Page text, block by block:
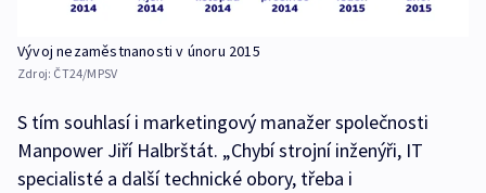
Vývoj nezaměstnanosti v únoru 2015
Zdroj: ČT24/MPSV
S tím souhlasí i marketingový manažer společnosti
Manpower Jiří Halbrštát. „Chybí strojní inženýři, IT
specialisté a další technické obory, třeba i